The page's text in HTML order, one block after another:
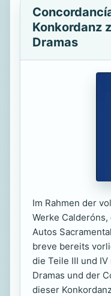
Konkordanz
Dramas
Im Rahmen der
Werke
Autos
breve bereits
die Teile III und
Dramas und der
dieser